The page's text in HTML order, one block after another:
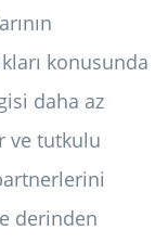
konusunda
daha az
ve tutkulu
derinden